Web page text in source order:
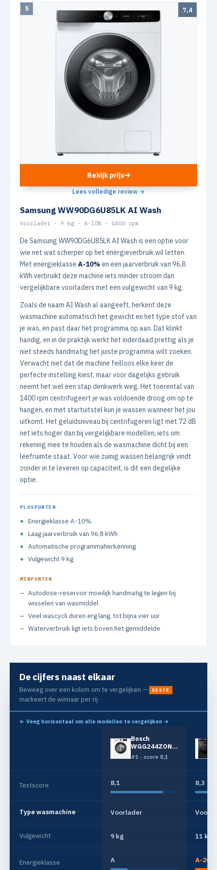
5 7,4
Bekijk prijs
Lees volledige review →
Samsung WW90DG6U85LK AI Wash
Voorlader · 9 kg · A-10% · 1400 rpm
De Samsung WW90DG6U85LK AI Wash is een optie voor
wie net wat scherper op het energieverbruik wil letten.
Met energieklasse A-10%en een jaarverbruik van 96,8
kWh verbruikt deze machine iets minder stroom dan
vergelijkbare voorladers met een vulgewicht van 9 kg.
Zoals de naam AI Wash al aangeeft, herkent deze
wasmachine automatisch het gewicht en het type stof van
je was, en past daar het programma op aan. Dat klinkt
handig, en in de praktijk werkt het inderdaad prettig als je
niet steeds handmatig het juiste programma wilt zoeken.
Verwacht niet dat de machine feilloos elke keer de
perfecte instelling kiest, maar voor dagelijks gebruik
neemt het wel een stap denkwerk weg. Het toerental van
1400 rpm centrifugeert je was voldoende droog om op te
hangen, en met startuitstel kun je wassen wanneer het jou
uitkomt. Het geluidsniveau bij centrifugeren ligt met 72 dB
net iets hoger dan bij vergelijkbare modellen, iets om
rekening mee te houden als de wasmachine dicht bij een
leefruimte staat. Voor wie zuinig wassen belangrijk vindt
zonder in te leveren op capaciteit, is dit een degelijke
optie.
PLUSPUNTEN
Energieklasse A-10%
Laag jaarverbruik van 96,8 kWh
Automatische programmaherkenning
Vulgewicht 9 kg
MINPUNTEN
Autodose-reservoir moeilijk handmatig te legen bij
wisselen van wasmiddel
Veel wascycli duren erg lang, tot bijna vier uur
Waterverbruik ligt iets boven het gemiddelde
De cijfers naast elkaar
Beweeg over een kolom om te vergelijken — BESTE
markeert de winnaar per rij
← Veeg horizontaal om alle modellen te vergelijken →
Bosch
WGG244ZONL
Iron Assist
#1 · score 8,1
Testscore 8,1 8,3
Type wasmachine Voorlader
Vulgewicht 9 kg 11 kg
Energieklasse A A-20%